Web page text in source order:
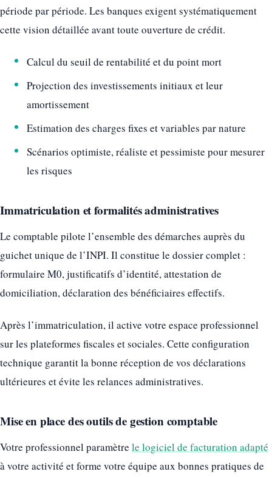
période par période. Les banques exigent systématiquement
cette vision détaillée avant toute ouverture de crédit.
Calcul du seuil de rentabilité et du point mort
Projection des investissements initiaux et leur
amortissement
Estimation des charges fixes et variables par nature
Scénarios optimiste, réaliste et pessimiste pour mesurer
les risques
Immatriculation et formalités administratives
Le comptable pilote l’ensemble des démarches auprès du
guichet unique de l’INPI. Il constitue le dossier complet :
formulaire M0, justificatifs d’identité, attestation de
domiciliation, déclaration des bénéficiaires effectifs.
Après l’immatriculation, il active votre espace professionnel
sur les plateformes fiscales et sociales. Cette configuration
technique garantit la bonne réception de vos déclarations
ultérieures et évite les relances administratives.
Mise en place des outils de gestion comptable
Votre professionnel paramètre le logiciel de facturation adapté
à votre activité et forme votre équipe aux bonnes pratiques de